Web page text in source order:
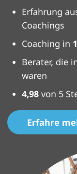
Erfahrung
Coachings
Coaching in
Berater, die
waren
4,98 von 5
Erfahre